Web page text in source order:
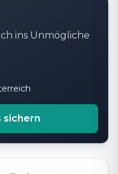
ins Unmögliche
sichern